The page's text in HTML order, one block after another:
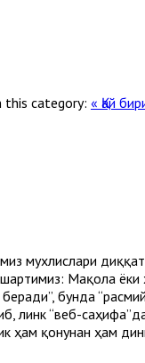
this category: « Қай
мухлислари
Мақола
бунда
линк “веб-
ҳам қонунан ҳам